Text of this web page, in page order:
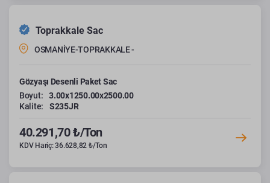
Toprakkale Sac
OSMANİYE-TOPRAKKALE -
Gözyaşı Desenli Paket Sac
Boyut:
3.00x1250.00x2500.00
Kalite:
S235JR
40.291,70 ₺/Ton
KDV Hariç: 36.628,82 ₺/Ton